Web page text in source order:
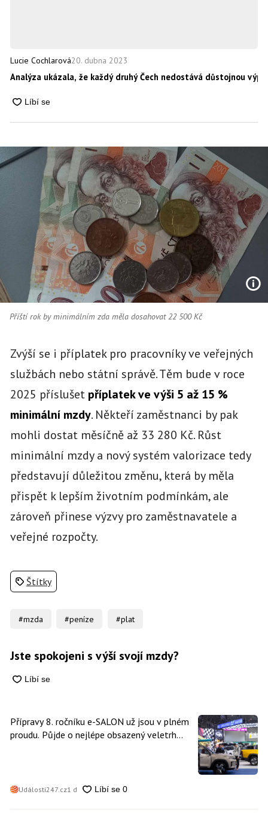
Lucie Cochlarová20. dubna 2023
Analýza ukázala, že každý druhý Čech nedostává důstojnou
Příští rok by minimálním zda měla dosahovat 22 500 Kč
Zvýší se i příplatek pro pracovníky ve veřejných
službách nebo státní správě. Těm bude v roce
2025 příslušet příplatek ve výši 5 až 15 %
minimální mzdy. Někteří zaměstnanci by pak
mohli dostat měsíčně až 33 280 Kč. Růst
minimální mzdy a nový systém valorizace tedy
představují důležitou změnu, která by měla
přispět k lepším životním podmínkám, ale
zároveň přinese výzvy pro zaměstnavatele a
veřejné rozpočty.
Štítky
#mzda #peníze #plat
Jste spokojeni s výší svojí mzdy?
Přípravy 8. ročníku e-SALON už jsou v plném
proudu. Půjde o nejlépe obsazený veletrh
Události247.cz1 d